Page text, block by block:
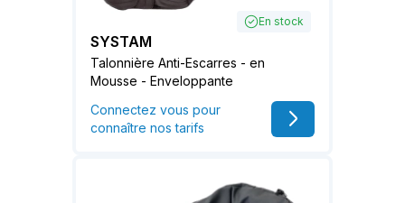
En stock
SYSTAM
Talonnière Anti-Escarres - en
Mousse - Enveloppante
Connectez vous pour
connaître nos tarifs